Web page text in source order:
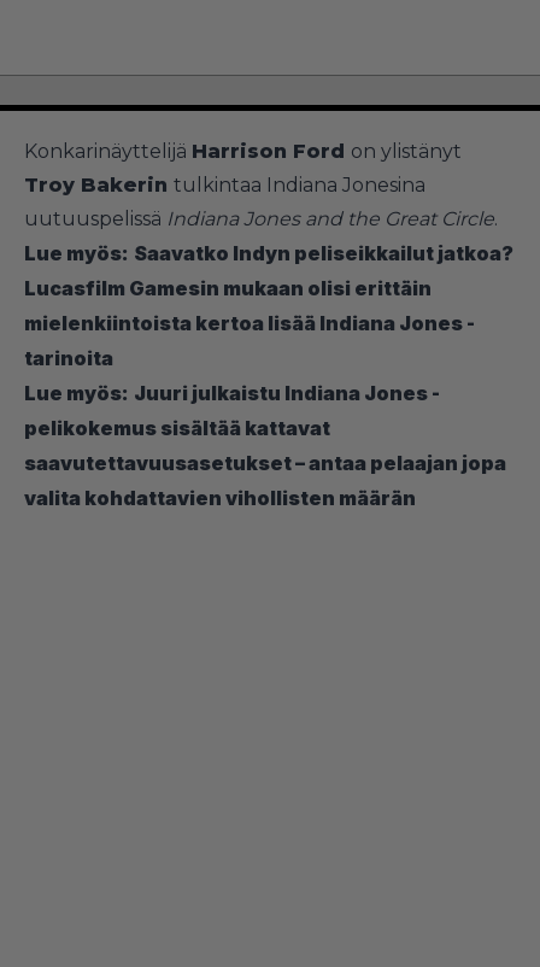
Konkarinäyttelijä Harrison Ford on ylistänyt
Troy Bakerin tulkintaa Indiana Jonesina
uutuuspelissä Indiana Jones and the Great Circle.
Lue myös: Saavatko Indyn peliseikkailut jatkoa?
Lucasfilm Gamesin mukaan olisi erittäin
mielenkiintoista kertoa lisää Indiana Jones -
tarinoita
Lue myös: Juuri julkaistu Indiana Jones -
pelikokemus sisältää kattavat
saavutettavuusasetukset – antaa pelaajan jopa
valita kohdattavien vihollisten määrän